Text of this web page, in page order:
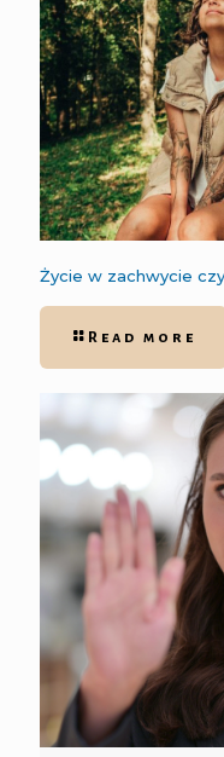
Życie w zachwycie
Read more